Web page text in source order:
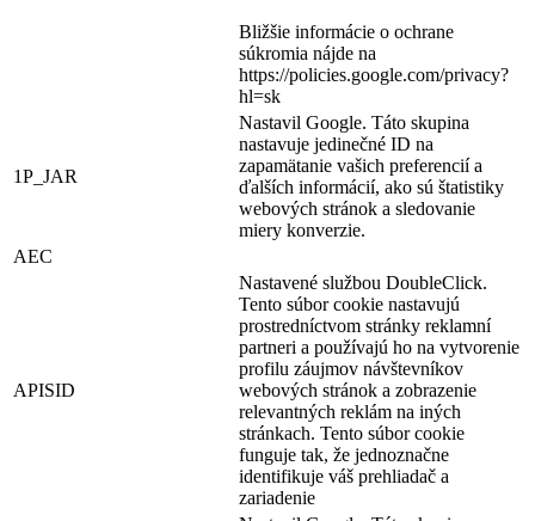
Bližšie informácie o ochrane
súkromia nájde na
https://policies.google.com/privacy?
hl=sk
1P_JAR
Nastavil Google. Táto skupina
nastavuje jedinečné ID na
zapamätanie vašich preferencií a
ďalších informácií, ako sú štatistiky
webových stránok a sledovanie
miery konverzie.
AEC
APISID
Nastavené službou DoubleClick.
Tento súbor cookie nastavujú
prostredníctvom stránky reklamní
partneri a používajú ho na vytvorenie
profilu záujmov návštevníkov
webových stránok a zobrazenie
relevantných reklám na iných
stránkach. Tento súbor cookie
funguje tak, že jednoznačne
identifikuje váš prehliadač a
zariadenie